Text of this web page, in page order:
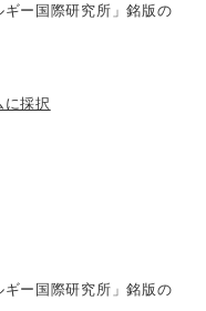
ー国際研究所」銘版の
に採択
ギー国際研究所」銘版の